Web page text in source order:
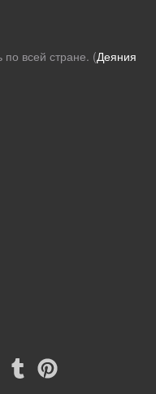
по всей стране. (Деяния